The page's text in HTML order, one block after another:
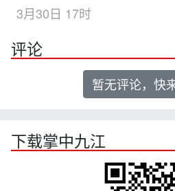
3月30日 17时
评论
暂无评论，快
下载掌中九江